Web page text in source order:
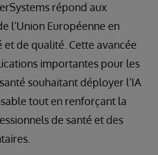
répond aux
l’Union Européenne en
de qualité. Cette avancée
importantes pour les
souhaitant déployer l’IA
tout en renforçant la
de santé et des